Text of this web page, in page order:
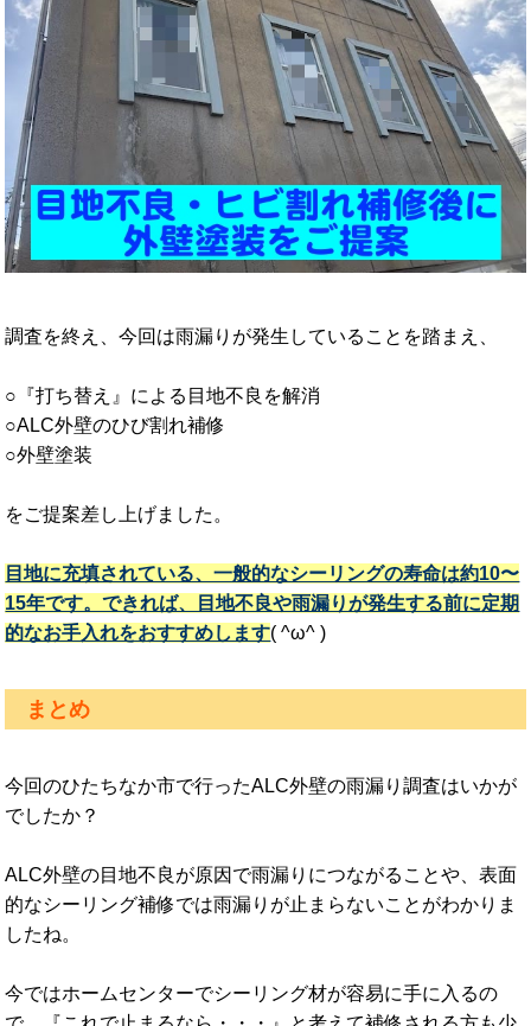
調査を終え、今回は雨漏りが発生していることを踏まえ、
○『打ち替え』による目地不良を解消
○ALC外壁のひび割れ補修
○外壁塗装
をご提案差し上げました。
目地に充填されている、一般的なシーリングの寿命は約10〜
15年です。できれば、目地不良や雨漏りが発生する前に定期
的なお手入れをおすすめします( ^ω^ )
まとめ
今回のひたちなか市で行ったALC外壁の雨漏り調査はいかが
でしたか？
ALC外壁の目地不良が原因で雨漏りにつながることや、表面
的なシーリング補修では雨漏りが止まらないことがわかりま
したね。
今ではホームセンターでシーリング材が容易に手に入るの